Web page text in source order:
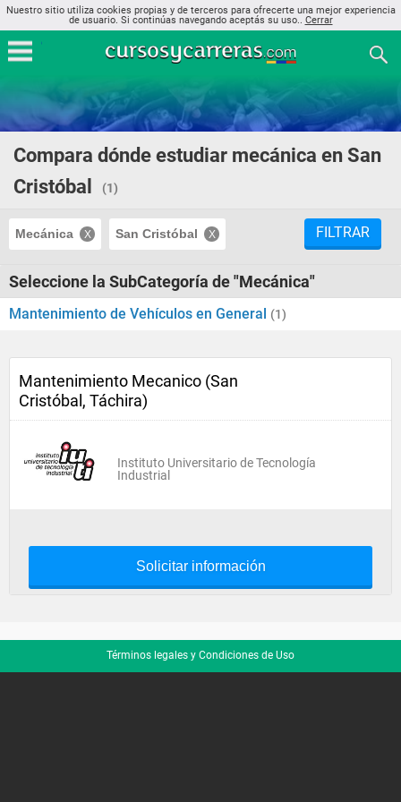
Nuestro sitio utiliza cookies propias y de terceros para ofrecerte una mejor experiencia
de usuario. Si continúas navegando aceptás su uso.. Cerrar
Compara dónde estudiar mecánica en San
Cristóbal
(1)
Mecánica San Cristóbal FILTRAR
Seleccione la SubCategoría de "Mecánica"
Mantenimiento de Vehículos en General (1)
Mantenimiento Mecanico (San
Cristóbal, Táchira)
Instituto Universitario de Tecnología
Industrial
Solicitar información
Términos legales y Condiciones de Uso